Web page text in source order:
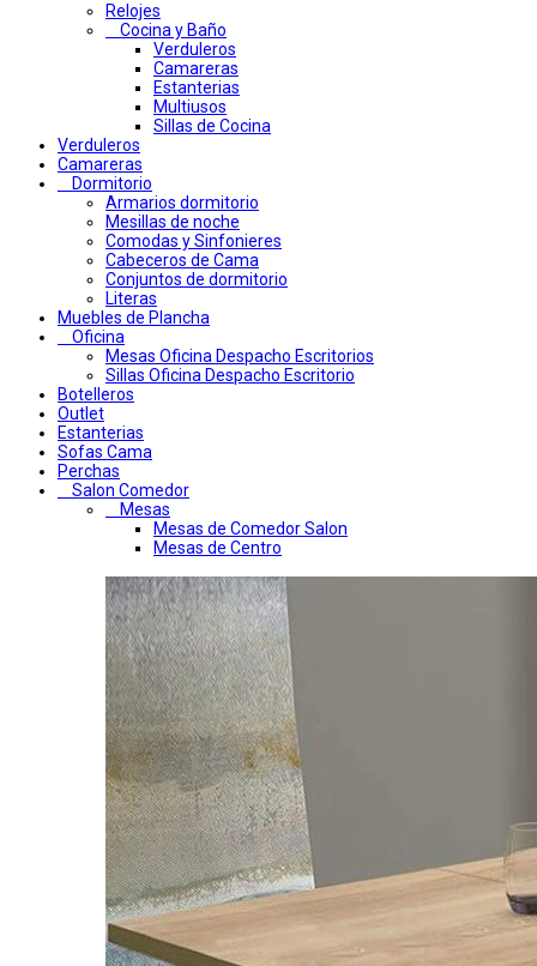
Relojes
Cocina y Baño
Verduleros
Camareras
Estanterias
Multiusos
Sillas de Cocina
Verduleros
Camareras
Dormitorio
Armarios dormitorio
Mesillas de noche
Comodas y Sinfonieres
Cabeceros de Cama
Conjuntos de dormitorio
Literas
Muebles de Plancha
Oficina
Mesas Oficina Despacho Escritorios
Sillas Oficina Despacho Escritorio
Botelleros
Outlet
Estanterias
Sofas Cama
Perchas
Salon Comedor
Mesas
Mesas de Comedor Salon
Mesas de Centro